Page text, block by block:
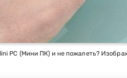
PC (Мини ПК) и не пожалеть?